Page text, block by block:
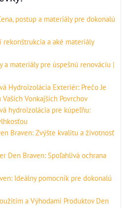
postup a materiály pre dokonalú
rekonštrukcia a aké materiály
a materiály pre úspešnú renováciu |
Hydroizolácia Exteriér: Prečo Je
Vonkajších Povrchov
hydroizolácia pre kúpeľňu:
Braven: Zvýšte kvalitu a životnosť
Den Braven: Spoľahlivá ochrana
Ideálny pomocník pre dokonalú
a Výhodami Produktov Den